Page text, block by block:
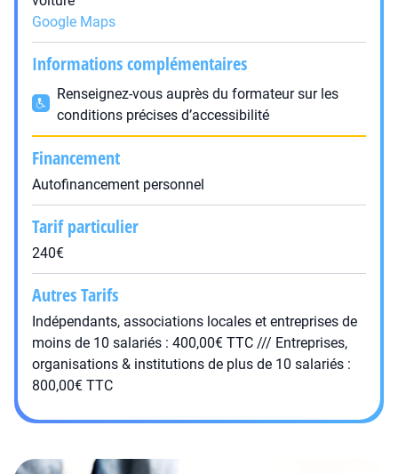
Google Maps
Informations complémentaires
Renseignez-vous auprès du formateur sur les
conditions précises d’accessibilité
Financement
Autofinancement personnel
Tarif particulier
240€
Autres Tarifs
Indépendants, associations locales et entreprises de
moins de 10 salariés : 400,00€ TTC /// Entreprises,
organisations & institutions de plus de 10 salariés :
800,00€ TTC